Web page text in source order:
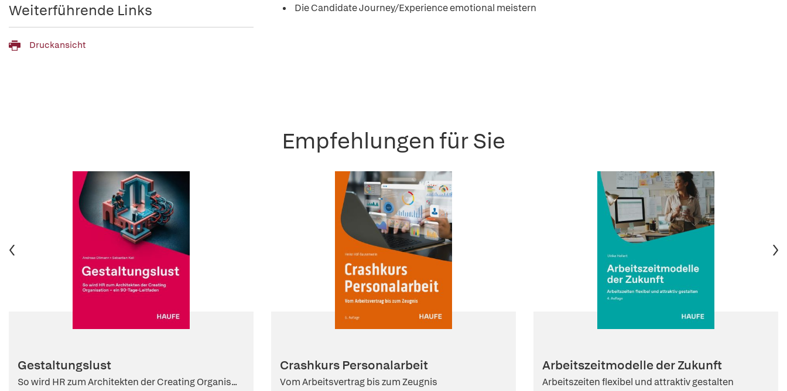
Die Candidate Journey/Experience emotional meistern
Weiterführende Links
Druckansicht
Empfehlungen für Sie
Gestaltungslust
So wird HR zum Architekten der Creating Organis...
Crashkurs Personalarbeit
Vom Arbeitsvertrag bis zum Zeugnis
Arbeitszeitmodelle der Zukunft
Arbeitszeiten flexibel und attraktiv gestalten